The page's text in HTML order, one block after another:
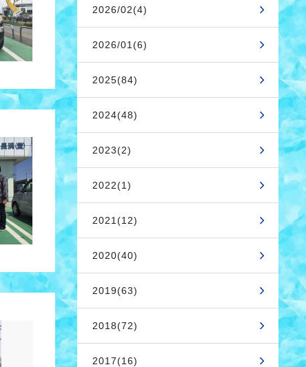
2026/02(4)
2026/01(6)
2025(84)
2024(48)
2023(2)
2022(1)
2021(12)
2020(40)
2019(63)
2018(72)
2017(16)